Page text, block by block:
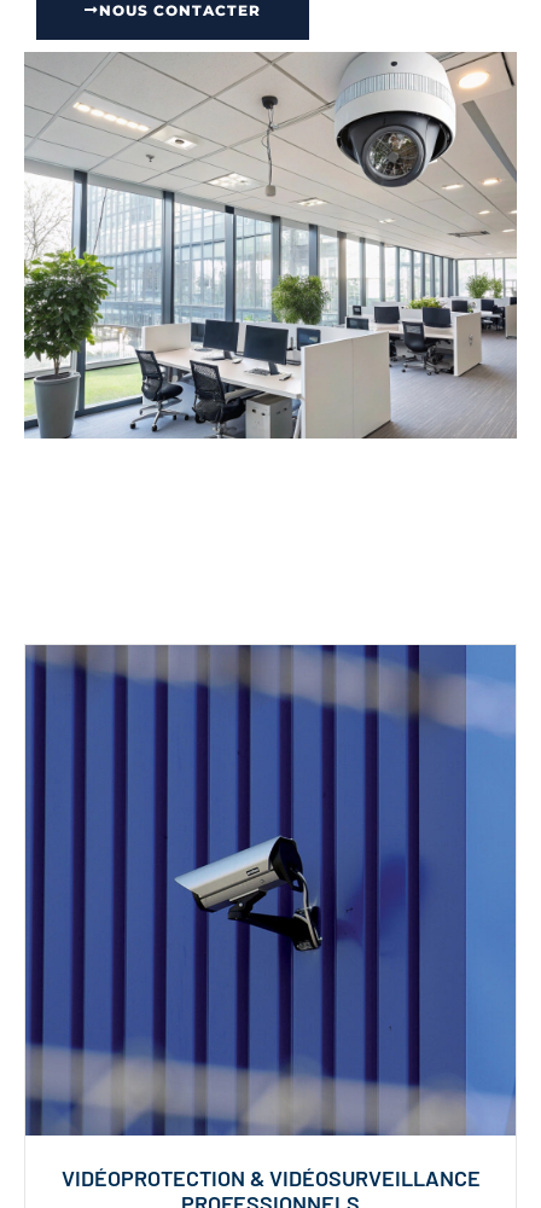
NOUS CONTACTER
VIDÉOPROTECTION & VIDÉOSURVEILLANCE